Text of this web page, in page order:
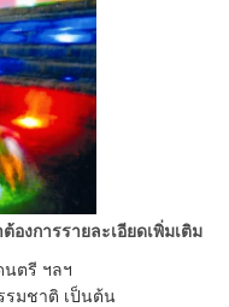
องการรายละเอียดเพิ่มเติม
นตรี ฯลฯ
รมชาติ เป็นต้น